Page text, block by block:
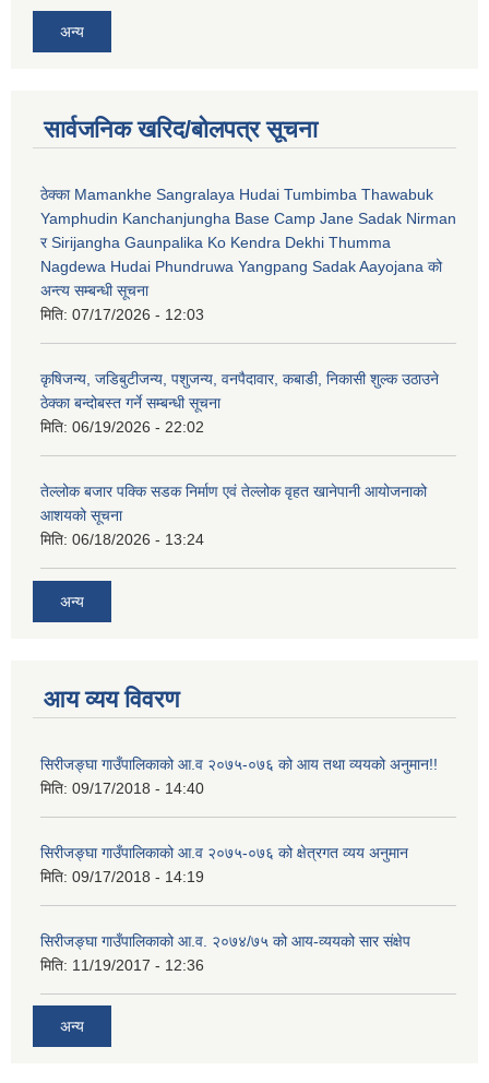
अन्य
सार्वजनिक खरिद/बोलपत्र सूचना
ठेक्का Mamankhe Sangralaya Hudai Tumbimba Thawabuk
Yamphudin Kanchanjungha Base Camp Jane Sadak Nirman
र Sirijangha Gaunpalika Ko Kendra Dekhi Thumma
Nagdewa Hudai Phundruwa Yangpang Sadak Aayojana को
अन्त्य सम्बन्धी सूचना
मिति: 07/17/2026 - 12:03
कृषिजन्य, जडिबुटीजन्य, पशुजन्य, वनपैदावार, कबाडी, निकासी शुल्क उठाउने
ठेक्का बन्दोबस्त गर्ने सम्बन्धी सूचना
मिति: 06/19/2026 - 22:02
तेल्लोक बजार पक्कि सडक निर्माण एवं तेल्लोक वृहत खानेपानी आयोजनाको
आशयको सूचना
मिति: 06/18/2026 - 13:24
अन्य
आय व्यय विवरण
सिरीजङ्घा गाउँपालिकाको आ.व २०७५-०७६ को आय तथा व्ययको अनुमान!!
मिति: 09/17/2018 - 14:40
सिरीजङ्घा गाउँपालिकाको आ.व २०७५-०७६ को क्षेत्रगत व्यय अनुमान
मिति: 09/17/2018 - 14:19
सिरीजङ्घा गाउँपालिकाको आ.व. २०७४/७५ को आय-व्ययको सार संक्षेप
मिति: 11/19/2017 - 12:36
अन्य